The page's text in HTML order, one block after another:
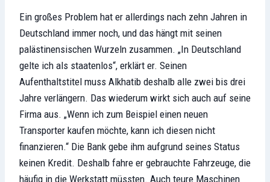
Ein großes Problem hat er allerdings nach zehn Jahren in
Deutschland immer noch, und das hängt mit seinen
palästinensischen Wurzeln zusammen. „In Deutschland
gelte ich als staatenlos“, erklärt er. Seinen
Aufenthaltstitel muss Alkhatib deshalb alle zwei bis drei
Jahre verlängern. Das wiederum wirkt sich auch auf seine
Firma aus. „Wenn ich zum Beispiel einen neuen
Transporter kaufen möchte, kann ich diesen nicht
finanzieren.“ Die Bank gebe ihm aufgrund seines Status
keinen Kredit. Deshalb fahre er gebrauchte Fahrzeuge, die
häufig in die Werkstatt müssten. Auch teure Maschinen